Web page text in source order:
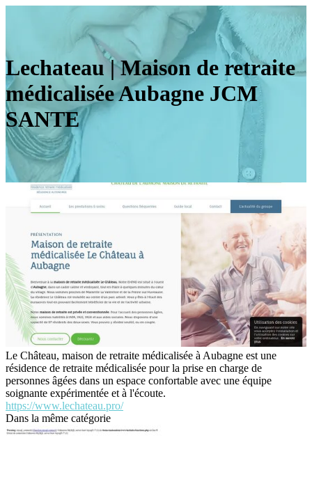
Lechateau | Maison de retraite
médicalisée Aubagne JCM
SANTE
Le Château, maison de retraite médicalisée à Aubagne est une
résidence de retraite médicalisée pour la prise en charge de
personnes âgées dans un espace confortable avec une équipe
soignante expérimentée et à l'écoute.
https://www.lechateau.pro/
Dans la même catégorie